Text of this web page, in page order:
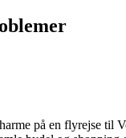
på en flyrejse til